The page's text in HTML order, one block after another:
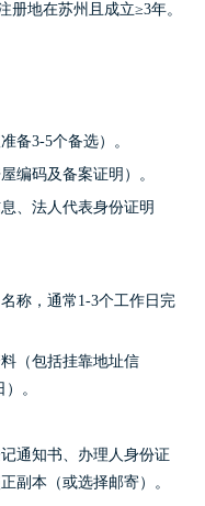
册地在苏州且成立≥3年。
备3-5个备选）。
编码及备案证明）。
、法人代表身份证明
称，通常1-3个工作日完
（包括挂靠地址信
。
通知书、办理人身份证
副本（或选择邮寄）。